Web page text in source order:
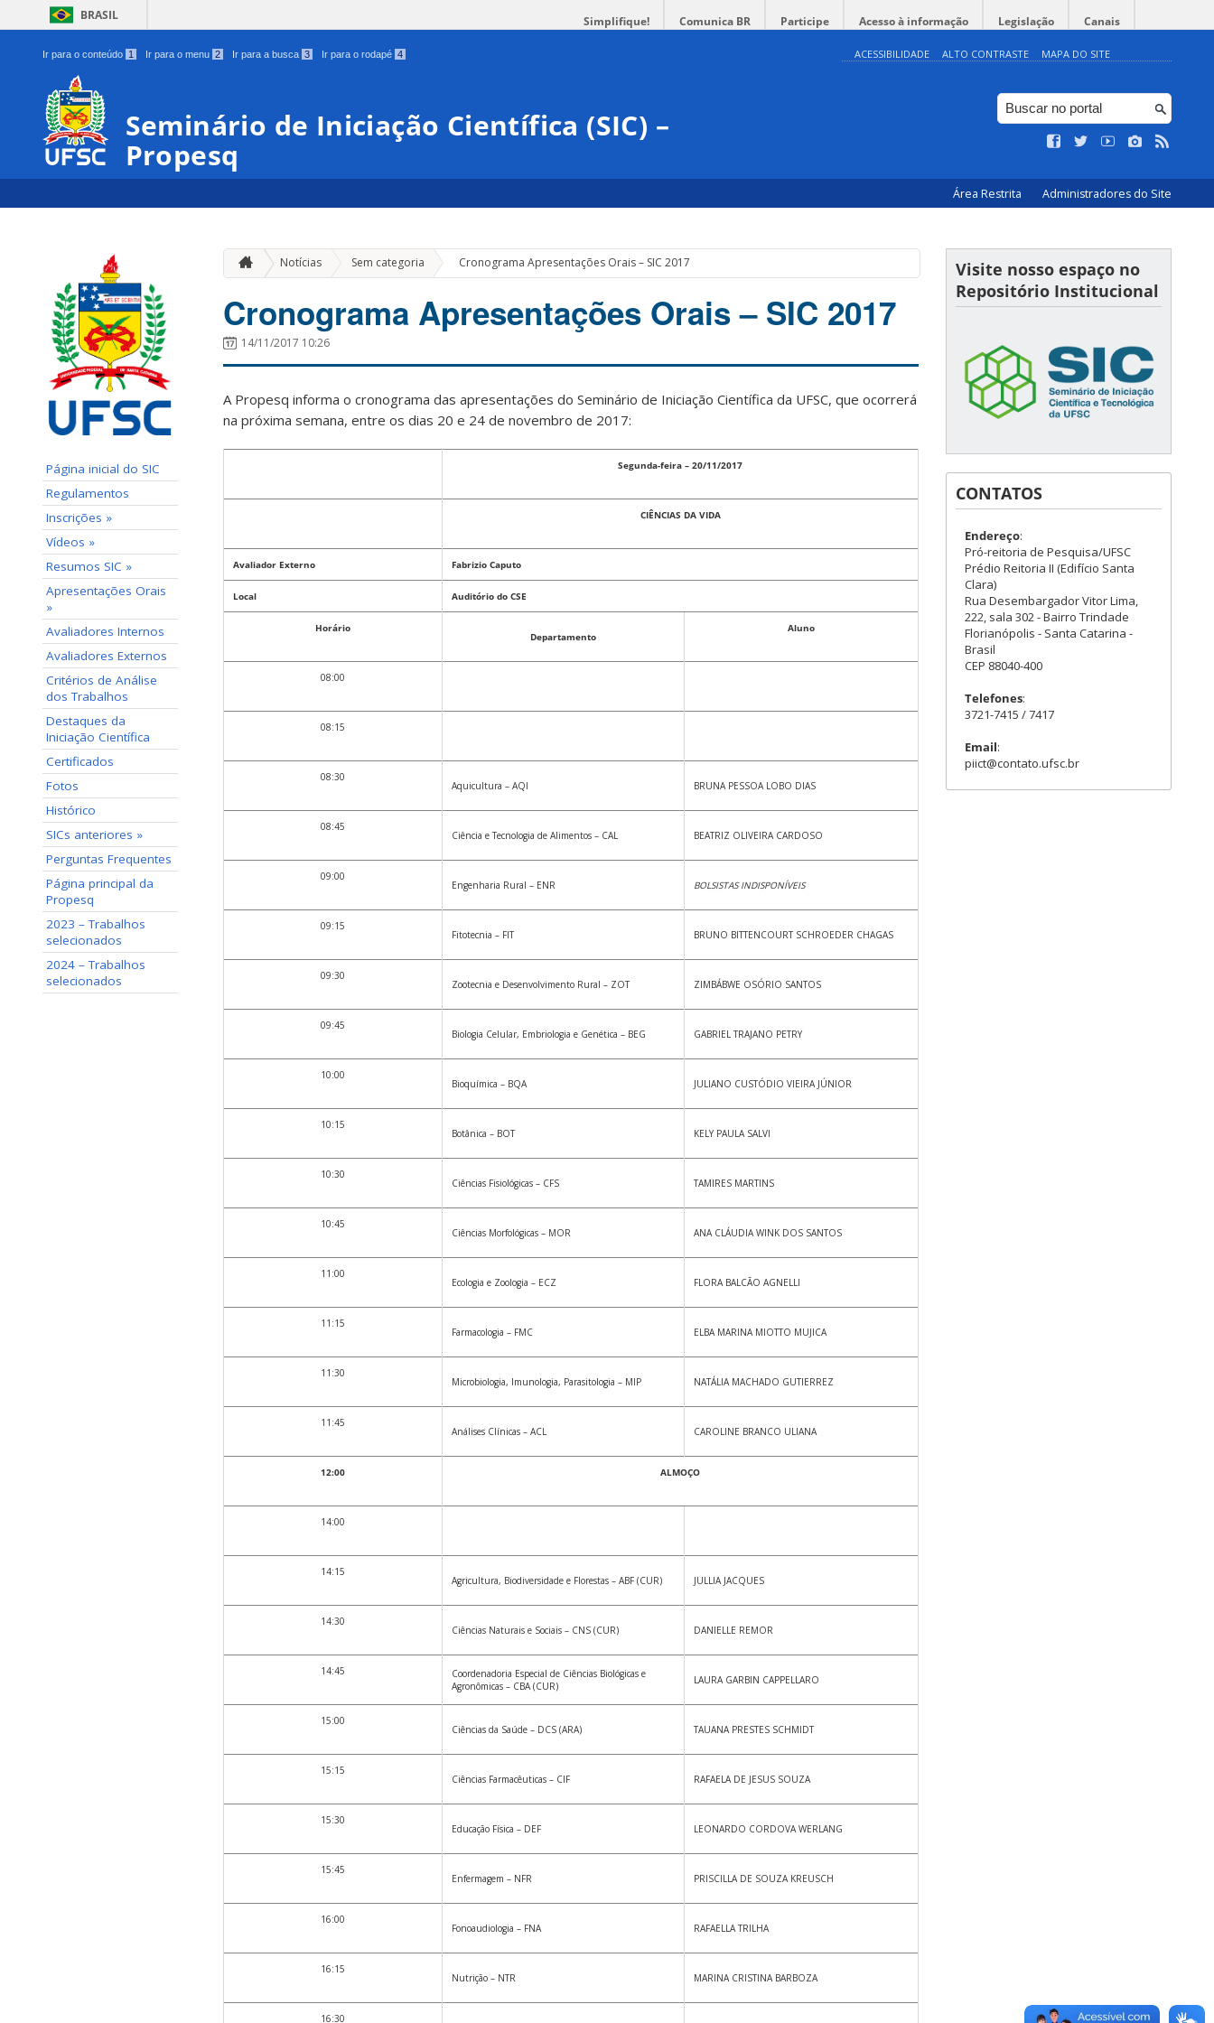
BRASIL Simplifique! Comunica BR Participe Acesso à informação Legislação Canais
Ir para o conteúdo 1 Ir para o menu 2 Ir para a busca 3 Ir para o rodapé 4 ACESSIBILIDADE ALTO CONTRASTE MAPA DO SITE
Seminário de Iniciação Científica (SIC) –
Propesq
Área Restrita Administradores do Site
Página inicial do SIC
Regulamentos
Inscrições »
Vídeos »
Resumos SIC »
Apresentações Orais
»
Avaliadores Internos
Avaliadores Externos
Critérios de Análise
dos Trabalhos
Destaques da
Iniciação Científica
Certificados
Fotos
Histórico
SICs anteriores »
Perguntas Frequentes
Página principal da
Propesq
2023 – Trabalhos
selecionados
2024 – Trabalhos
selecionados
Notícias Sem categoria » Cronograma Apresentações Orais – SIC 2017
Cronograma Apresentações Orais – SIC 2017
14/11/2017 10:26
A Propesq informa o cronograma das apresentações do Seminário de Iniciação Científica da UFSC, que ocorrerá
na próxima semana, entre os dias 20 e 24 de novembro de 2017:
Segunda-feira – 20/11/2017
CIÊNCIAS DA VIDA
Avaliador Externo Fabrizio Caputo
Local Auditório do CSE
Horário
Departamento
Aluno
08:00
08:15
08:30
Aquicultura – AQI BRUNA PESSOA LOBO DIAS
08:45
Ciência e Tecnologia de Alimentos – CAL BEATRIZ OLIVEIRA CARDOSO
09:00
Engenharia Rural – ENR BOLSISTAS INDISPONÍVEIS
09:15
Fitotecnia – FIT BRUNO BITTENCOURT SCHROEDER CHAGAS
09:30
Zootecnia e Desenvolvimento Rural – ZOT ZIMBÁBWE OSÓRIO SANTOS
09:45
Biologia Celular, Embriologia e Genética – BEG GABRIEL TRAJANO PETRY
10:00
Bioquímica – BQA JULIANO CUSTÓDIO VIEIRA JÚNIOR
10:15
Botânica – BOT KELY PAULA SALVI
10:30
Ciências Fisiológicas – CFS TAMIRES MARTINS
10:45
Ciências Morfológicas – MOR ANA CLÁUDIA WINK DOS SANTOS
11:00
Ecologia e Zoologia – ECZ FLORA BALCÃO AGNELLI
11:15
Farmacologia – FMC ELBA MARINA MIOTTO MUJICA
11:30
Microbiologia, Imunologia, Parasitologia – MIP NATÁLIA MACHADO GUTIERREZ
11:45
Análises Clínicas – ACL CAROLINE BRANCO ULIANA
12:00 ALMOÇO
14:00
14:15
Agricultura, Biodiversidade e Florestas – ABF (CUR) JULLIA JACQUES
14:30
Ciências Naturais e Sociais – CNS (CUR) DANIELLE REMOR
14:45
Coordenadoria Especial de Ciências Biológicas e
Agronômicas – CBA (CUR)
LAURA GARBIN CAPPELLARO
15:00
Ciências da Saúde – DCS (ARA) TAUANA PRESTES SCHMIDT
15:15
Ciências Farmacêuticas – CIF RAFAELA DE JESUS SOUZA
15:30
Educação Física – DEF LEONARDO CORDOVA WERLANG
15:45
Enfermagem – NFR PRISCILLA DE SOUZA KREUSCH
16:00
Fonoaudiologia – FNA RAFAELLA TRILHA
16:15
Nutrição – NTR MARINA CRISTINA BARBOZA
16:30
Visite nosso espaço no
Repositório Institucional
CONTATOS
Endereço:
Pró-reitoria de Pesquisa/UFSC
Prédio Reitoria II (Edifício Santa
Clara)
Rua Desembargador Vitor Lima,
222, sala 302 - Bairro Trindade
Florianópolis - Santa Catarina -
Brasil
CEP 88040-400
Telefones:
3721-7415 / 7417
Email:
piict@contato.ufsc.br